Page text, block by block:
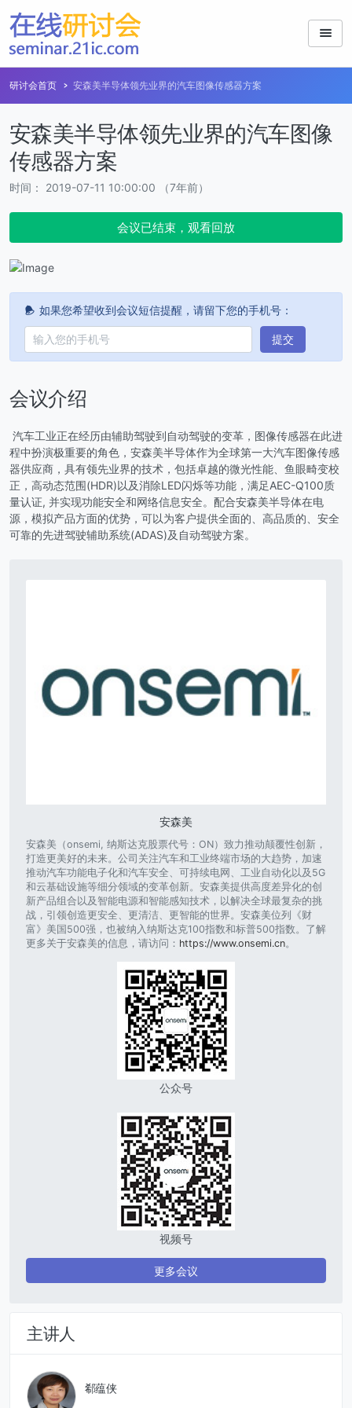
研讨会首页 安森美半导体领先业界的汽车图像传感器方案
安森美半导体领先业界的汽车图像
传感器方案
时间： 2019-07-11 10:00:00 （7年前）
会议已结束，观看回放
如果您希望收到会议短信提醒，请留下您的手机号：
提交
会议介绍
汽车工业正在经历由辅助驾驶到自动驾驶的变革，图像传感器在此进
程中扮演极重要的角色，安森美半导体作为全球第一大汽车图像传感
器供应商，具有领先业界的技术，包括卓越的微光性能、鱼眼畸变校
正，高动态范围(HDR)以及消除LED闪烁等功能，满足AEC-Q100质
量认证, 并实现功能安全和网络信息安全。配合安森美半导体在电
源，模拟产品方面的优势，可以为客户提供全面的、高品质的、安全
可靠的先进驾驶辅助系统(ADAS)及自动驾驶方案。
安森美
安森美（onsemi, 纳斯达克股票代号：ON）致力推动颠覆性创新，
打造更美好的未来。公司关注汽车和工业终端市场的大趋势，加速
推动汽车功能电子化和汽车安全、可持续电网、工业自动化以及5G
和云基础设施等细分领域的变革创新。安森美提供高度差异化的创
新产品组合以及智能电源和智能感知技术，以解决全球最复杂的挑
战，引领创造更安全、更清洁、更智能的世界。安森美位列《财
富》美国500强，也被纳入纳斯达克100指数和标普500指数。了解
更多关于安森美的信息，请访问： https://www.onsemi.cn。
公众号
视频号
更多会议
主讲人
郗蕴侠